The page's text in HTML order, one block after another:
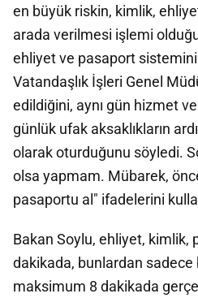
en büyük riskin, kimlik,
arada verilmesi işlemi
ehliyet ve pasaport
Vatandaşlık İşleri Genel
edildiğini, aynı gün hizmet
günlük ufak aksaklıkların
olarak oturduğunu söyledi.
olsa yapmam. Mübarek,
pasaportu al" ifadelerini
Bakan Soylu, ehliyet, kimlik,
dakikada, bunlardan
maksimum 8 dakikada